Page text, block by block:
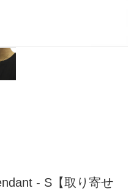
- S【取り寄せ